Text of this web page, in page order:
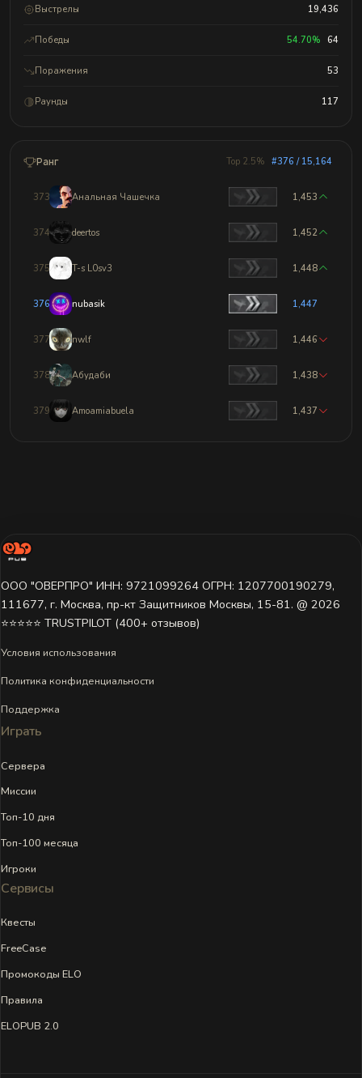
Выстрелы 19,436
Победы 54.70% 64
Поражения 53
Раунды 117
Ранг Top 2.5% #376 / 15,164
373 Анальная Чашечка 1,453
374 deertos 1,452
375 T-s L0sv3 1,448
376 nubasik 1,447
377 nwlf 1,446
378 Абудаби 1,438
379 Amoamiabuela 1,437
ООО "ОВЕРПРО" ИНН: 9721099264 ОГРН: 1207700190279,
111677, г. Москва, пр-кт Защитников Москвы, 15-81. @ 2026 ㅤ
⭐⭐⭐⭐⭐ TRUSTPILOT (400+ отзывов)
Условия использования
Политика конфиденциальности
Поддержка
Играть
Сервера
Миссии
Топ-10 дня
Топ-100 месяца
Игроки
Сервисы
Квесты
FreeCase
Промокоды ELO
Правила
ELOPUB 2.0